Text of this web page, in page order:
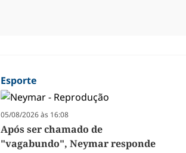
Esporte
05/08/2026 às 16:08
Após ser chamado de
"vagabundo", Neymar responde